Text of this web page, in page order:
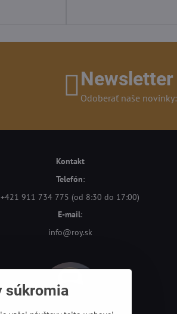
Newsletter
Odoberať naše novinky:
Kontakt
Telefón:
+421 911 734 775 (od 8:30 do 17:00)
E-mail:
info@roy.sk
súkromia